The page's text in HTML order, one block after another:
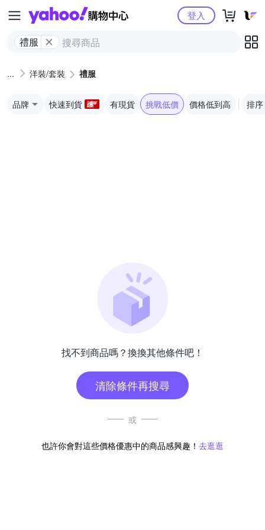
Yahoo購物中心
禮服
登入
洋裝/套裝 禮服
品牌 快速到貨 有現貨 挑戰低價 價格低到高 排序
找不到商品嗎？換換其他條件吧！
清除條件再搜尋
或
也許你會對這些價格優惠中的商品感興趣！ 去逛逛